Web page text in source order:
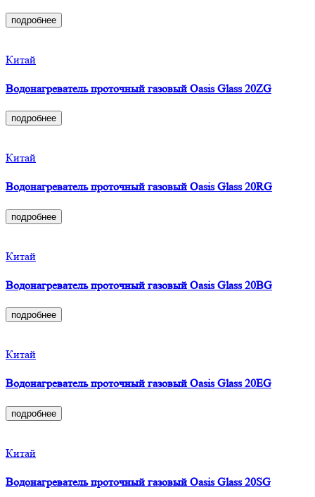
подробнее
Китай
Водонагреватель проточный газовый Oasis Glass 20ZG
подробнее
Китай
Водонагреватель проточный газовый Oasis Glass 20RG
подробнее
Китай
Водонагреватель проточный газовый Oasis Glass 20BG
подробнее
Китай
Водонагреватель проточный газовый Oasis Glass 20EG
подробнее
Китай
Водонагреватель проточный газовый Oasis Glass 20SG